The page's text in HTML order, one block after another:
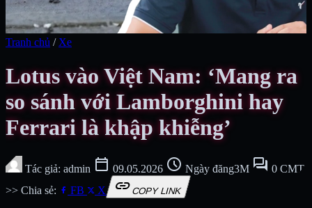
Tranh chủ / Xe
Lotus vào Việt Nam: ‘Mang ra
so sánh với Lamborghini hay
Ferrari là khập khiễng’
Tác giả: admin calendar_today 09.05.2026 schedule Ngày đăng3M forum 0 CMT
>> Chia sẻ:
FB X linkCOPY LINK